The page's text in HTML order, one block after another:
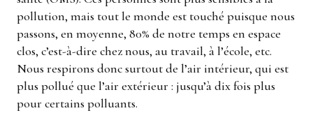
pollution, mais tout le monde est touché puisque nous
passons, en moyenne, 80% de notre temps en espace
clos, c’est-à-dire chez nous, au travail, à l’école, etc.
Nous respirons donc surtout de l’air intérieur, qui est
plus pollué que l’air extérieur : jusqu’à dix fois plus
pour certains polluants.